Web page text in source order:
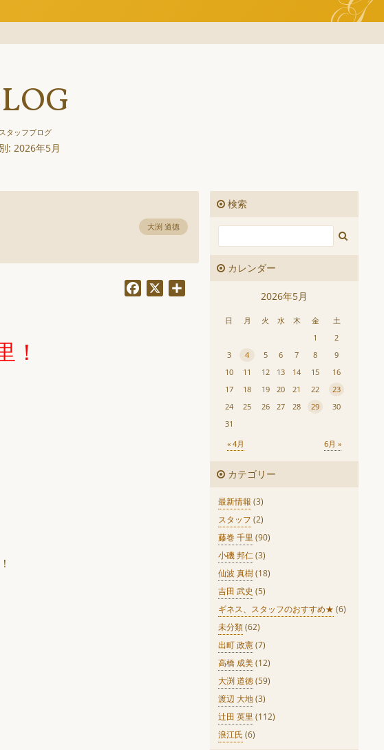
スタッフブログ
: 2026年5月
大渕 道徳
Facebook
！
検索
カレンダー
2026年5月
日 月 火 水 木 金 土
« 4月 6月 »
1
2
3
4 5 6 7 8
9
10
11 12 13 14 15
16
17
18 19 20 21 22
23
24
25 26 27 28 29
30
31
カテゴリー
最新情報 (3)
スタッフ (2)
藤巻 千里 (90)
小磯 邦仁(3)
仙波 真樹(18)
吉田 武史 (5)
ギネス、スタッフのおすすめ★ (6)
未分類(62)
出町 政憲(7)
高橋 成美(12)
大渕 道徳(59)
渡辺 大地(3)
辻田 英里 (112)
浪江氏 (6)